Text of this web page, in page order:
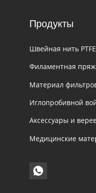
Продукты
Швейная нить PTFE
Филаментная
Материал
Иглопробивной
Аксессуары и
Медицинские